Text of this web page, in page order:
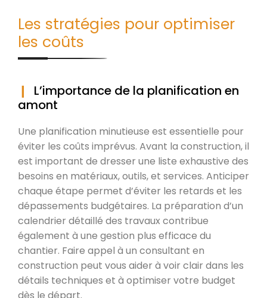
Les stratégies pour optimiser
les coûts
L’importance de la planification en
amont
Une planification minutieuse est essentielle pour
éviter les coûts imprévus. Avant la construction, il
est important de dresser une liste exhaustive des
besoins en matériaux, outils, et services. Anticiper
chaque étape permet d’éviter les retards et les
dépassements budgétaires. La préparation d’un
calendrier détaillé des travaux contribue
également à une gestion plus efficace du
chantier. Faire appel à un consultant en
construction peut vous aider à voir clair dans les
détails techniques et à optimiser votre budget
dès le départ.